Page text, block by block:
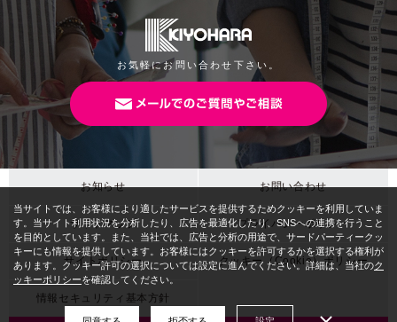
お気軽にお問い合わせ下さい。
お知らせ お問い合わせ
サイトマップ プライバシーポリシー
サイトポリシー クッキー（Cookie）ポリシー
情報セキュリティ基本方針